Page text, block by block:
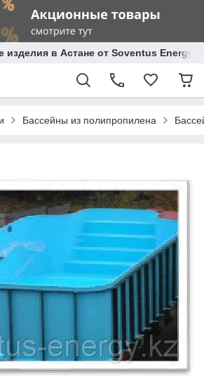
в Астане от Soventus Energy
Бассейны из полипропилена